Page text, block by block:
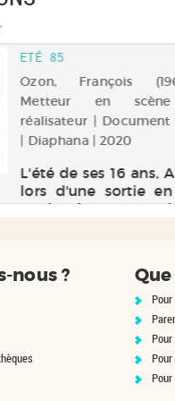
ETÉ 85
Ozon, François
Metteur en
réalisateur | Document
| Diaphana | 2020
L'été de ses 16 ans,
lors d'une sortie
sur la côte
Alexis vient de
l'ami de ses rêves.
rêve durera-t-il plus
nous ?